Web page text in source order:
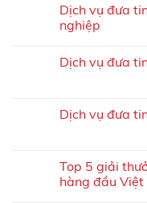
Dịch vụ đưa
nghiệp
Dịch vụ đưa
Dịch vụ đưa
Top 5 giải
hàng đầu Việt